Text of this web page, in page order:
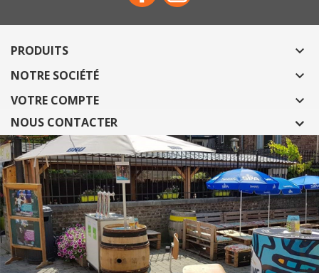
PRODUITS 
NOTRE SOCIÉTÉ 
VOTRE COMPTE 
NOUS CONTACTER